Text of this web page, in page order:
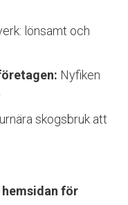
lönsamt och
Nyfiken
skogsbruk att
för